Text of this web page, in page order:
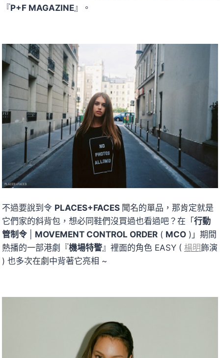
『P+F MAGAZINE 』。
不過要說到令 PLACES+FACES 聞名的單品，那肯定就是
它們家的斜背包，想必同鞋們沒買過也看過吧？在「行動
管制令
MOVEMENT CONTROL ORDER ( MCO )」期間
熱播的一部港劇『機場特警 』裡面的角色 EASY ( 楊明飾演
) 也多次在劇中背著它亮相 ~